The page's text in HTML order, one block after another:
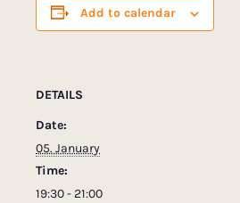
Add to calendar
DETAILS
Date:
05. January
Time:
19:30 - 21:00